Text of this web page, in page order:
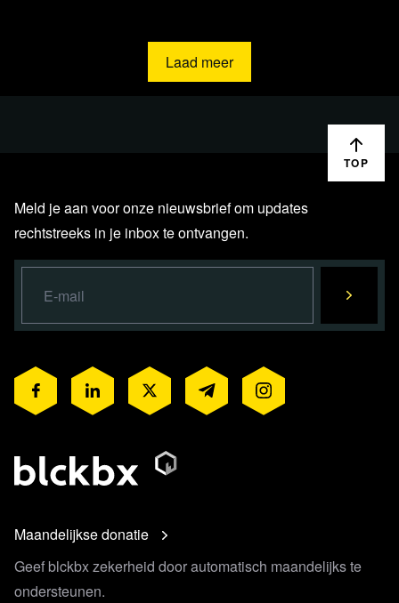
Laad meer
TOP
Meld je aan voor onze nieuwsbrief om updates
rechtstreeks in je inbox te ontvangen.
Maandelijkse donatie
Geef blckbx zekerheid door automatisch maandelijks te
ondersteunen.